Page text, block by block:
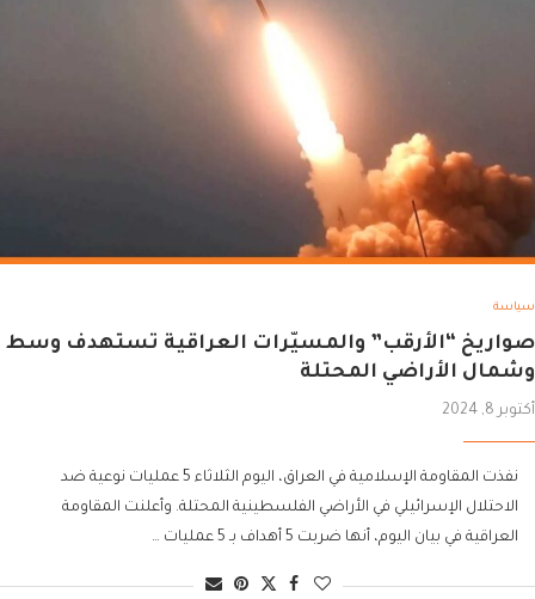
سياسة
صواريخ “الأرقب” والمسيّرات العراقية تستهدف وسط
وشمال الأراضي المحتلة
أكتوبر 8, 2024
نفذت المقاومة الإسلامية في العراق، اليوم الثلاثاء 5 عمليات نوعية ضد
الاحتلال الإسرائيلي في الأراضي الفلسطينية المحتلة. وأعلنت المقاومة
العراقية في بيان اليوم، أنها ضربت 5 أهداف بـ 5 عمليات …